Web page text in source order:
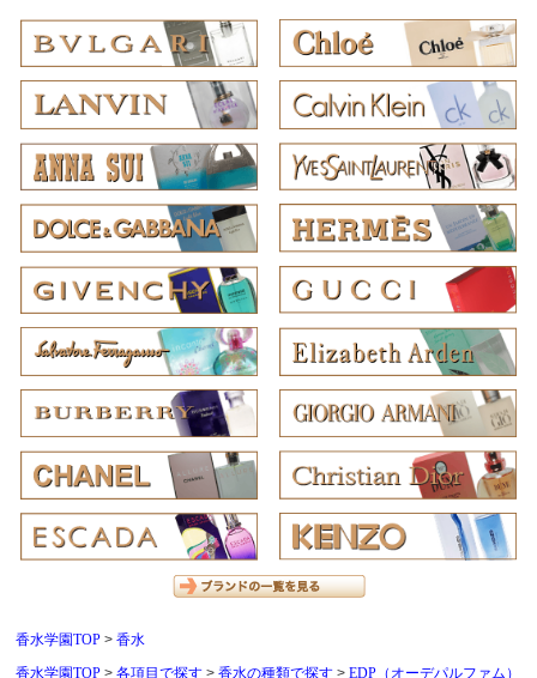
香水学園TOP
香水
香水学園TOP
各項目で探す 香水の種類で探す EDP（オーデパルファム）